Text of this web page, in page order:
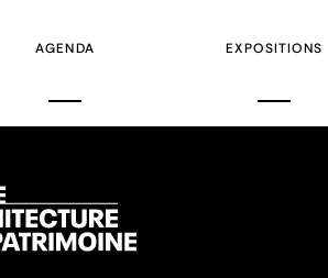
AGENDA EXPOSITIONS